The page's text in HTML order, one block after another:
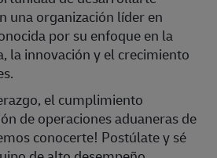
una organización líder en
por su enfoque en la
la innovación y el crecimiento
el cumplimiento
de operaciones aduaneras de
conocerte! Postúlate y sé